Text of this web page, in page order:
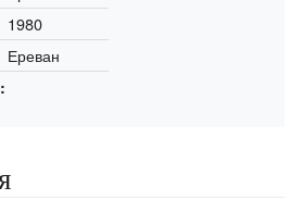
1980
Ереван